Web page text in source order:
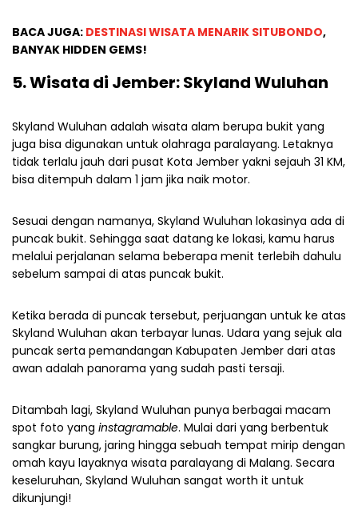
BACA JUGA: DESTINASI WISATA MENARIK SITUBONDO,
BANYAK HIDDEN GEMS!
5. Wisata di Jember: Skyland Wuluhan
Skyland Wuluhan adalah wisata alam berupa bukit yang
juga bisa digunakan untuk olahraga paralayang. Letaknya
tidak terlalu jauh dari pusat Kota Jember yakni sejauh 31 KM,
bisa ditempuh dalam 1 jam jika naik motor.
Sesuai dengan namanya, Skyland Wuluhan lokasinya ada di
puncak bukit. Sehingga saat datang ke lokasi, kamu harus
melalui perjalanan selama beberapa menit terlebih dahulu
sebelum sampai di atas puncak bukit.
Ketika berada di puncak tersebut, perjuangan untuk ke atas
Skyland Wuluhan akan terbayar lunas. Udara yang sejuk ala
puncak serta pemandangan Kabupaten Jember dari atas
awan adalah panorama yang sudah pasti tersaji.
Ditambah lagi, Skyland Wuluhan punya berbagai macam
spot foto yang instagramable. Mulai dari yang berbentuk
sangkar burung, jaring hingga sebuah tempat mirip dengan
omah kayu layaknya wisata paralayang di Malang. Secara
keseluruhan, Skyland Wuluhan sangat worth it untuk
dikunjungi!